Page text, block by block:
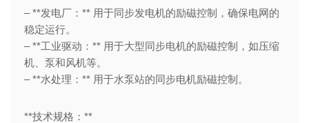
– **发电厂：** 用于同步发电机的励磁控制，确保电网的
稳定运行。
– **工业驱动：** 用于大型同步电机的励磁控制，如压缩
机、泵和风机等。
– **水处理：** 用于水泵站的同步电机励磁控制。
**技术规格：**